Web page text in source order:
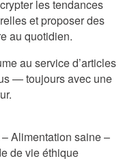
les tendances
et proposer des
au quotidien.
au service d’articles
— toujours avec une
Alimentation saine –
de vie éthique